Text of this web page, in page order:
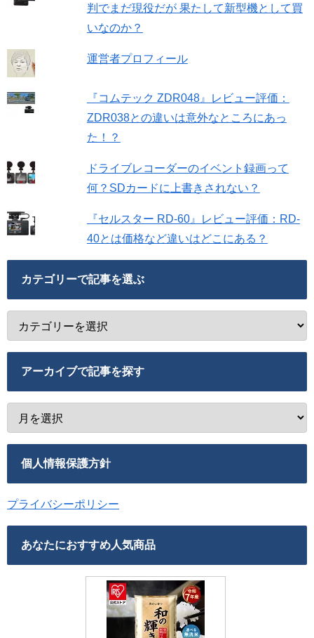
判でまだ現役だが 果たして新型機として買
いなのか？
運営者プロフィール
『コムテック ZDR048』レビュー評価：
ZDR038との違いは意外なところにあっ
た！？
ドライブレコーダーのイベント録画って
何？SDカードに上書きされない？
『セルスター RD-60』レビュー評価：RD-
40とは価格など違いはどこにある？
カテゴリーで記事を選ぶ
アーカイブで記事を探す
個人情報保護方針
プライバシーポリシー
あなたにおすすめ人気商品